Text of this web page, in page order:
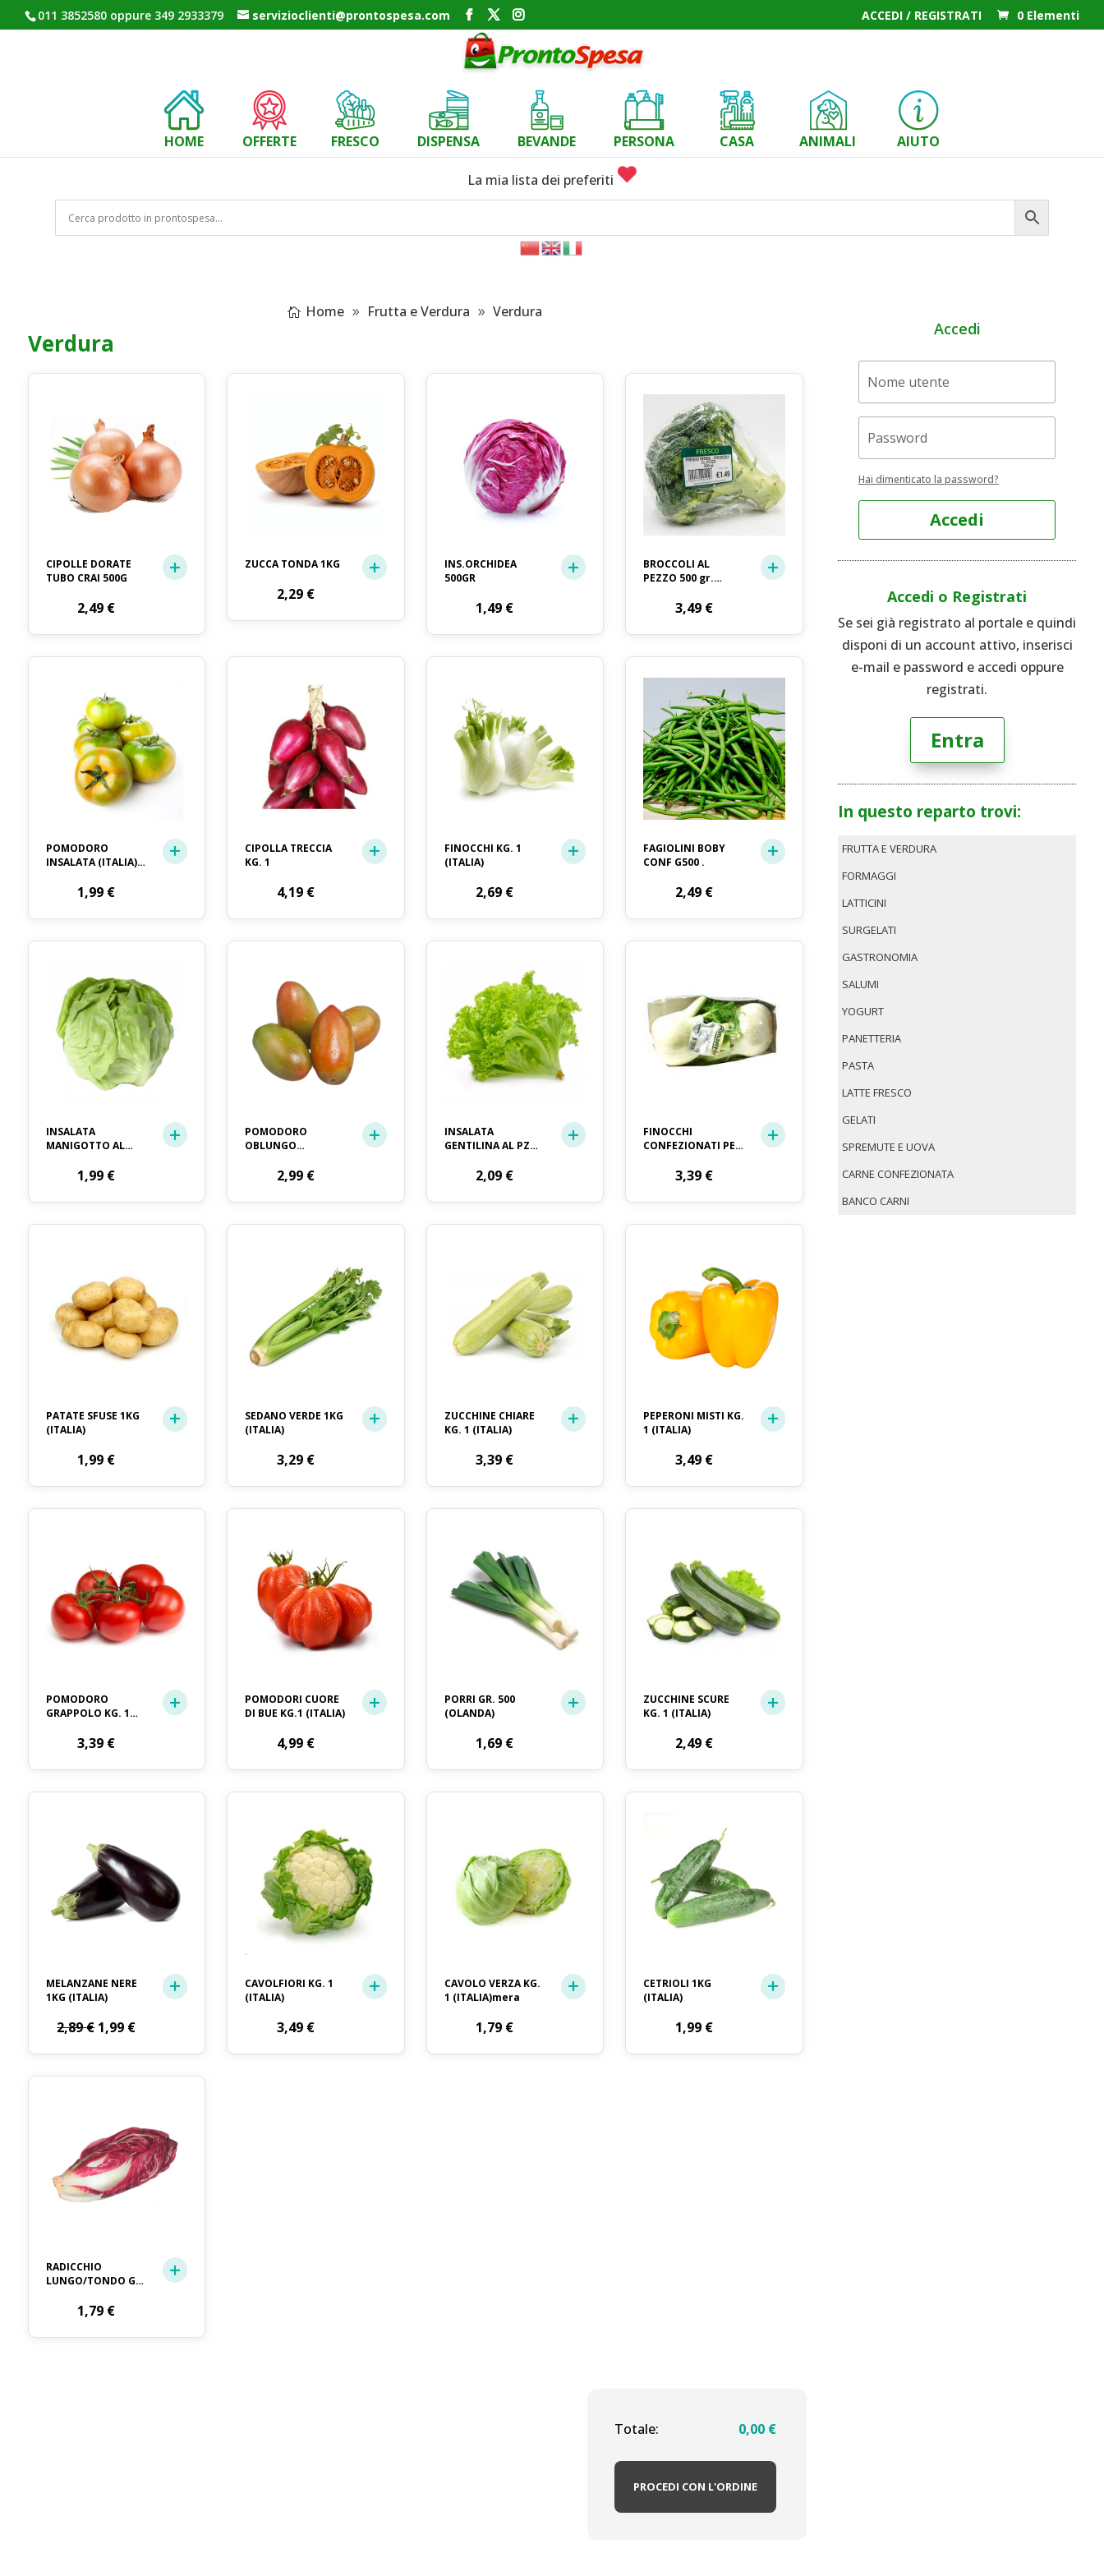
011 3852580 oppure 349 2933379 servizioclienti@prontospesa.com ACCEDI / REGISTRATI 0 Elementi
HOME OFFERTE FRESCO DISPENSA BEVANDE PERSONA CASA ANIMALI AIUTO
La mia lista dei preferiti
Home Frutta e Verdura Verdura
Verdura
CIPOLLE DORATE
TUBO CRAI 500G
2,49 €
ZUCCA TONDA 1KG
2,29 €
INS.ORCHIDEA
500GR
1,49 €
BROCCOLI AL
PEZZO 500 gr.
3,49 €
POMODORO
INSALATA (ITALIA)
1,99 €
CIPOLLA TRECCIA
KG. 1
4,19 €
FINOCCHI KG. 1
(ITALIA)
2,69 €
FAGIOLINI BOBY
CONF G500 .
2,49 €
INSALATA
MANIGOTTO AL
1,99 €
POMODORO
OBLUNGO
CONF.1KG
2,99 €
INSALATA
GENTILINA AL PZ
2,09 €
FINOCCHI
CONFEZIONATI PER
3,39 €
PATATE SFUSE 1KG
(ITALIA)
1,99 €
SEDANO VERDE 1KG
(ITALIA)
3,29 €
ZUCCHINE CHIARE
KG. 1 (ITALIA)
3,39 €
PEPERONI MISTI KG.
1 (ITALIA)
3,49 €
POMODORO
GRAPPOLO KG. 1
3,39 €
POMODORI CUORE
DI BUE KG.1 (ITALIA)
4,99 €
PORRI GR. 500
(OLANDA)
1,69 €
ZUCCHINE SCURE
KG. 1 (ITALIA)
2,49 €
MELANZANE NERE
1KG (ITALIA)
2,89€ Il
originale
1,99 €Il
attuale
CAVOLFIORI KG. 1
(ITALIA)
3,49 €
CAVOLO VERZA KG.
1 (ITALIA)mera
1,79 €
CETRIOLI 1KG
(ITALIA)
1,99 €
RADICCHIO
LUNGO/TONDO GR.
1,79 €
Totale: 0,00 €
PROCEDI CON L'ORDINE
Accedi
Hai dimenticato la password?
Accedi
Accedi o Registrati
Se sei già registrato al portale e quindi
disponi di un account attivo, inserisci
e-mail e password e accedi oppure
registrati.
Entra
In questo reparto trovi:
FRUTTA E VERDURA
FORMAGGI
LATTICINI
SURGELATI
GASTRONOMIA
SALUMI
YOGURT
PANETTERIA
PASTA
LATTE FRESCO
GELATI
SPREMUTE E UOVA
CARNE CONFEZIONATA
BANCO CARNI